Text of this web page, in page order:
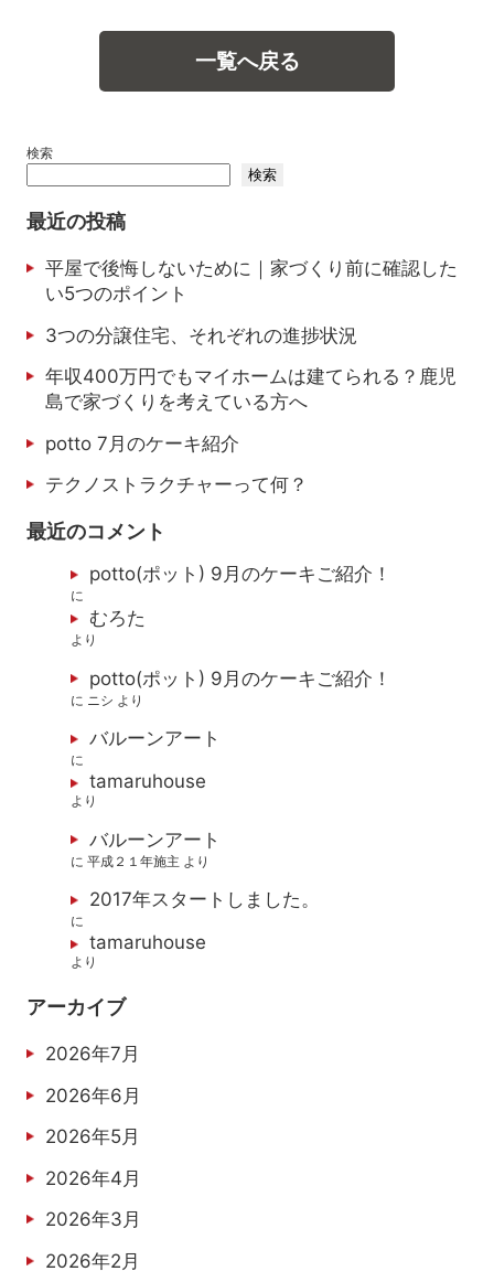
一覧へ戻る
検索
検索
最近の投稿
平屋で後悔しないために｜家づくり前に確認した
い5つのポイント
3つの分譲住宅、それぞれの進捗状況
年収400万円でもマイホームは建てられる？鹿児
島で家づくりを考えている方へ
potto 7月のケーキ紹介
テクノストラクチャーって何？
最近のコメント
potto(ポット) 9月のケーキご紹介！
に
むろた
より
potto(ポット) 9月のケーキご紹介！
に ニシ より
バルーンアート
に
tamaruhouse
より
バルーンアート
に平成２１年施主 より
2017年スタートしました。
に
tamaruhouse
より
アーカイブ
2026年7月
2026年6月
2026年5月
2026年4月
2026年3月
2026年2月